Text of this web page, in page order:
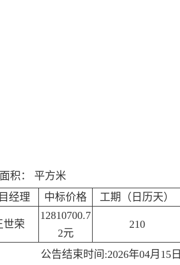
积： 平方米
经理 中标价格 工期（日历天）
世荣
12810700.7
2元
210
公告结束时间:2026年04月15日